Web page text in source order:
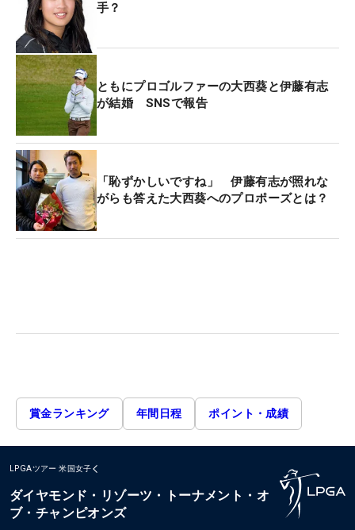
手？
ともにプロゴルファーの大西葵と伊藤有志
が結婚 SNSで報告
「恥ずかしいですね」 伊藤有志が照れな
がらも答えた大西葵へのプロポーズとは？
賞金ランキング 年間日程 ポイント・成績
LPGAツアー 米国女子
ダイヤモンド・リゾーツ・トーナメント・オ
ブ・チャンピオンズ